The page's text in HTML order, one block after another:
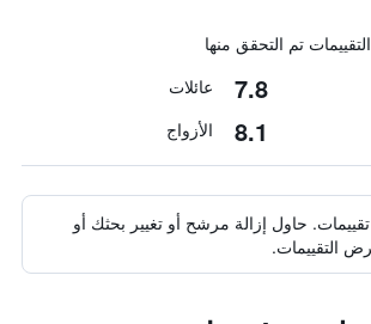
7.8 عائلات
8.1 الأزواج
حاول إزالة مرشح أو تغيير بحثك أو
التقييمات.